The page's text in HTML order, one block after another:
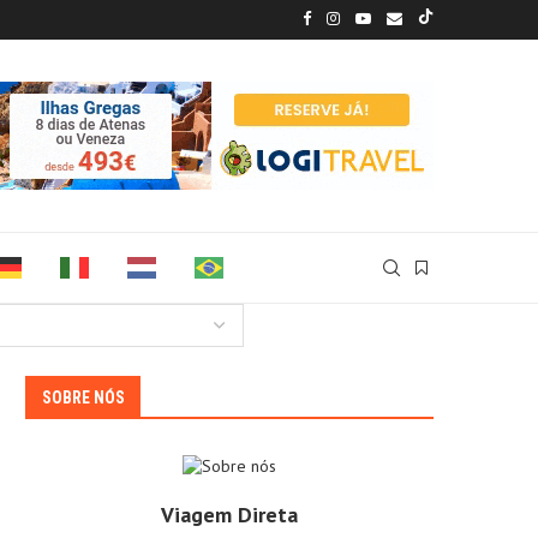
SOBRE NÓS
Viagem Direta